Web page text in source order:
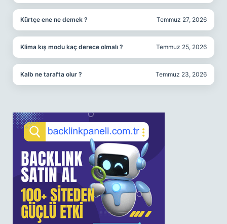
Kürtçe ene ne demek ? Temmuz 27, 2026
Klima kış modu kaç derece olmalı ? Temmuz 25, 2026
Kalb ne tarafta olur ? Temmuz 23, 2026